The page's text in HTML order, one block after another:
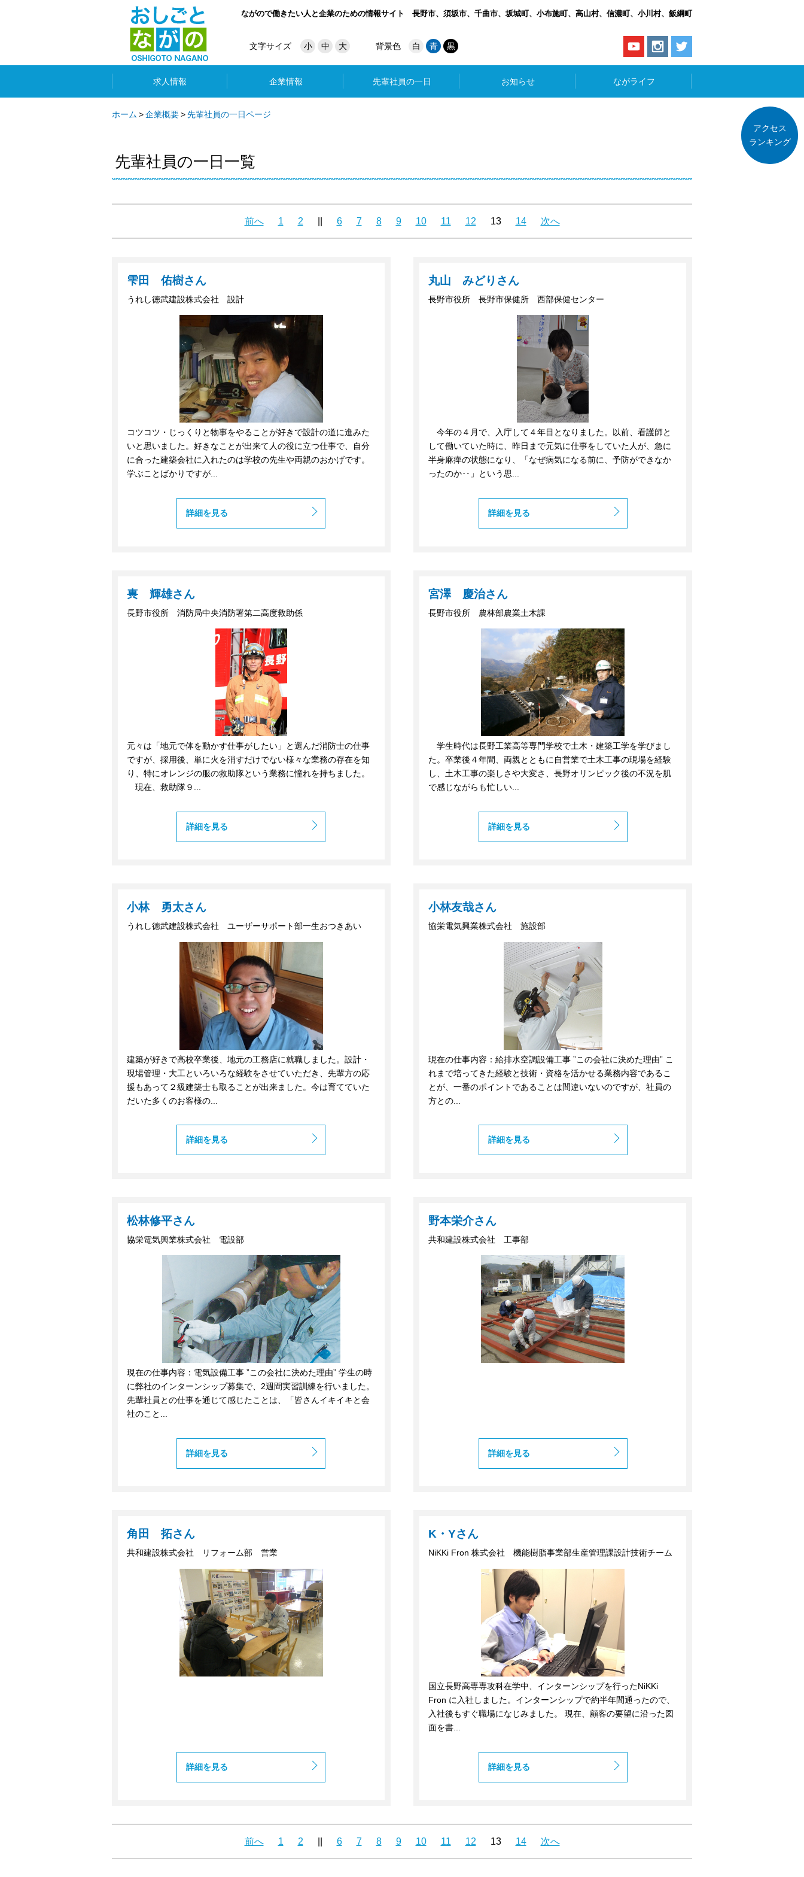
ながので働きたい人と企業のための情報サイト 長野市、須坂市、千曲市、坂城町、小布施町、高山村、信濃町、小川村、飯綱町
文字サイズ 小 中 大 背景色 白 青 黒
求人情報 企業情報 先輩社員の一日 お知らせ ながライフ
ホーム 企業概要 先輩社員の一日ページ
先輩社員の一日一覧
前へ 1 2 6 7 8 9 10 11 12 13 14 次へ
雫田 佑樹さん
うれし徳武建設株式会社 設計
コツコツ・じっくりと物事をやることが好きで設計の道に進みた
いと思いました。好きなことが出来て人の役に立つ仕事で、自分
に合った建築会社に入れたのは学校の先生や両親のおかげです。
学ぶことばかりですが...
詳細を見る
丸山 みどりさん
長野市役所 長野市保健所 西部保健センター
今年の４月で、入庁して４年目となりました。以前、看護師と
して働いていた時に、昨日まで元気に仕事をしていた人が、急に
半身麻痺の状態になり、「なぜ病気になる前に、予防ができなか
ったのか‥」という思...
詳細を見る
軣 輝雄さん
長野市役所 消防局中央消防署第二高度救助係
元々は「地元で体を動かす仕事がしたい」と選んだ消防士の仕事
ですが、採用後、単に火を消すだけでない様々な業務の存在を知
り、特にオレンジの服の救助隊という業務に憧れを持ちました。
現在、救助隊９...
詳細を見る
宮澤 慶治さん
長野市役所 農林部農業土木課
学生時代は長野工業高等専門学校で土木・建築工学を学びまし
た。卒業後４年間、両親とともに自営業で土木工事の現場を経験
し、土木工事の楽しさや大変さ、長野オリンピック後の不況を肌
で感じながらも忙しい...
詳細を見る
小林 勇太さん
うれし徳武建設株式会社 ユーザーサポート部一生おつきあい
建築が好きで高校卒業後、地元の工務店に就職しました。設計・
現場管理・大工といろいろな経験をさせていただき、先輩方の応
援もあって２級建築士も取ることが出来ました。今は育てていた
だいた多くのお客様の...
詳細を見る
小林友哉さん
協栄電気興業株式会社 施設部
現在の仕事内容：給排水空調設備工事 ”この会社に決めた理由” こ
れまで培ってきた経験と技術・資格を活かせる業務内容であるこ
とが、一番のポイントであることは間違いないのですが、社員の
方との...
詳細を見る
松林修平さん
協栄電気興業株式会社 電設部
現在の仕事内容：電気設備工事 ”この会社に決めた理由” 学生の時
に弊社のインターンシップ募集で、2週間実習訓練を行いました。
先輩社員との仕事を通じて感じたことは、「皆さんイキイキと会
社のこと...
詳細を見る
野本栄介さん
共和建設株式会社 工事部
詳細を見る
角田 拓さん
共和建設株式会社 リフォーム部 営業
詳細を見る
K・Yさん
NiKKi Fron 株式会社 機能樹脂事業部生産管理課設計技術チーム
国立長野高専専攻科在学中、インターンシップを行ったNiKKi
Fron に入社しました。インターンシップで約半年間通ったので、
入社後もすぐ職場になじみました。 現在、顧客の要望に沿った図
面を書...
詳細を見る
前へ 1 2 6 7 8 9 10 11 12 13 14 次へ
アクセス
ランキング